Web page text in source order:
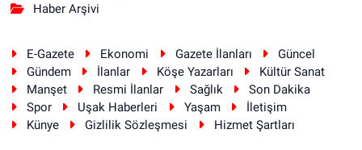
Haber Arşivi
E-Gazete Ekonomi Gazete İlanları
Güncel
Gündem
İlanlar Köşe Yazarları
Kültür Sanat
Manşet
Resmi İlanlar Sağlık
Son Dakika
Spor
Uşak Haberleri Yaşam
İletişim
Künye
Gizlilik Sözleşmesi Hizmet Şartları